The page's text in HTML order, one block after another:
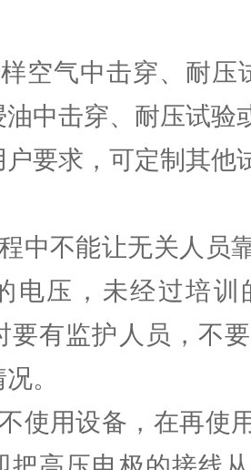
空气中击穿、耐压
中击穿、耐压试验
要求，可定制其他
中不能让无关人员
电压，未经过培
要有监护人员，不
。
使用设备，在再使